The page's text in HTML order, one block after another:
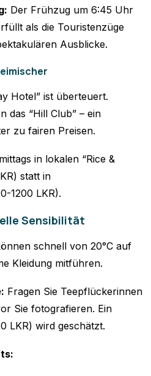
Der Frühzug um 6:45 Uhr
als die Touristenzüge
Ausblicke.
Hotel” ist überteuert.
das “Hill Club” – ein
zu fairen Preisen.
in lokalen “Rice &
statt in
1200 LKR).
Sensibilität
schnell von 20°C auf
Kleidung mitführen.
Fragen Sie Teepflückerinnen
Sie fotografieren. Ein
LKR) wird geschätzt.